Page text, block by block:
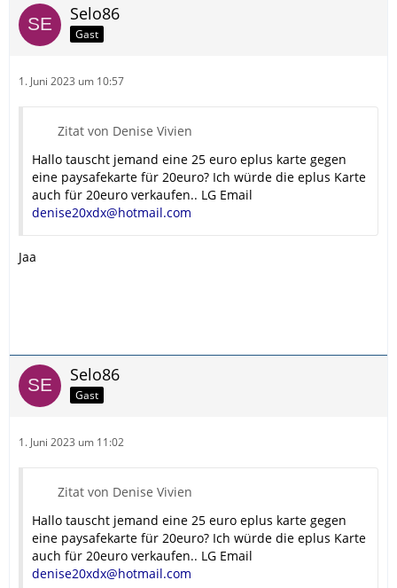
Selo86
Gast
1. Juni 2023 um 10:57
Zitat von Denise Vivien
Hallo tauscht jemand eine 25 euro eplus karte gegen
eine paysafekarte für 20euro? Ich würde die eplus Karte
auch für 20euro verkaufen.. LG Email
denise20xdx@hotmail.com
Jaa
Selo86
Gast
1. Juni 2023 um 11:02
Zitat von Denise Vivien
Hallo tauscht jemand eine 25 euro eplus karte gegen
eine paysafekarte für 20euro? Ich würde die eplus Karte
auch für 20euro verkaufen.. LG Email
denise20xdx@hotmail.com